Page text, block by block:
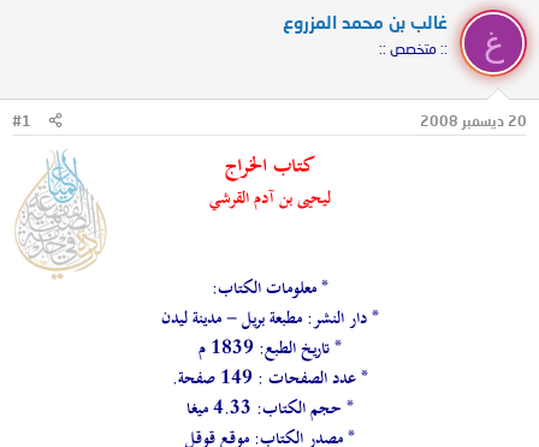
د
ئ
ل
م
و
ل
غ
غالب بن محمد المزروع
:: متخصص ::
20 ديسمبر 2008 #1
كتاب الخراج
ليحيى بن آدم القرشي
* معلومات الكتاب:
* دار النشر: مطبعة بريل - مدينة ليدن
* تاريخ الطبع: 1839 م
* عدد الصفحات : 149 صفحة.
* حجم الكتاب: 4.33 ميغا
* مصدر الكتاب: موقع قوقل